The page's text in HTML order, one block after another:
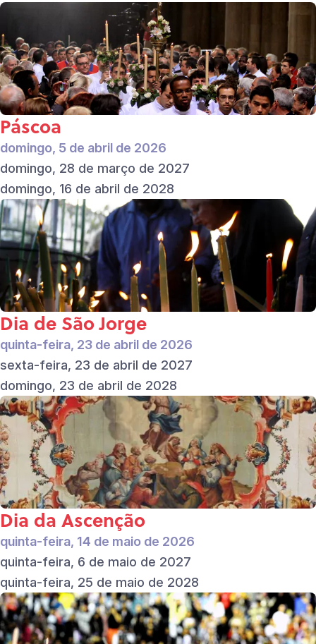
Páscoa
domingo, 5 de abril de 2026
domingo, 28 de março de 2027
domingo, 16 de abril de 2028
Dia de São Jorge
quinta-feira, 23 de abril de 2026
sexta-feira, 23 de abril de 2027
domingo, 23 de abril de 2028
Dia da Ascenção
quinta-feira, 14 de maio de 2026
quinta-feira, 6 de maio de 2027
quinta-feira, 25 de maio de 2028